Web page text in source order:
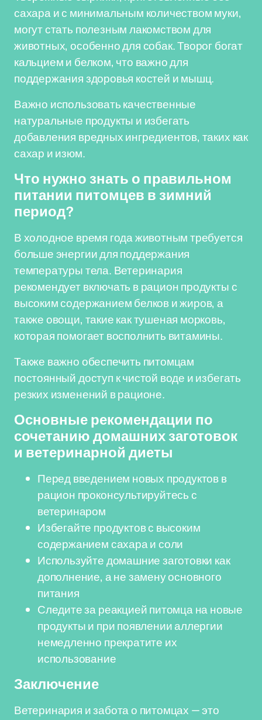
сахара и с минимальным количеством муки,
могут стать полезным лакомством для
животных, особенно для собак. Творог богат
кальцием и белком, что важно для
поддержания здоровья костей и мышц.
Важно использовать качественные
натуральные продукты и избегать
добавления вредных ингредиентов, таких как
сахар и изюм.
Что нужно знать о правильном
питании питомцев в зимний
период?
В холодное время года животным требуется
больше энергии для поддержания
температуры тела. Ветеринария
рекомендует включать в рацион продукты с
высоким содержанием белков и жиров, а
также овощи, такие как тушеная морковь,
которая помогает восполнить витамины.
Также важно обеспечить питомцам
постоянный доступ к чистой воде и избегать
резких изменений в рационе.
Основные рекомендации по
сочетанию домашних заготовок
и ветеринарной диеты
Перед введением новых продуктов в
рацион проконсультируйтесь с
ветеринаром
Избегайте продуктов с высоким
содержанием сахара и соли
Используйте домашние заготовки как
дополнение, а не замену основного
питания
Следите за реакцией питомца на новые
продукты и при появлении аллергии
немедленно прекратите их
использование
Заключение
Ветеринария и забота о питомцах — это